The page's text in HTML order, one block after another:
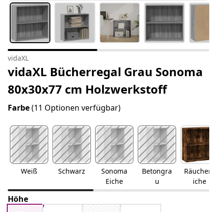
vidaXL
vidaXL Bücherregal Grau Sonoma
80x30x77 cm Holzwerkstoff
Farbe(11 Optionen verfügbar)
Weiß Schwarz
Sonoma
Eiche
Betongra
u
Räuchere
iche
Höhe